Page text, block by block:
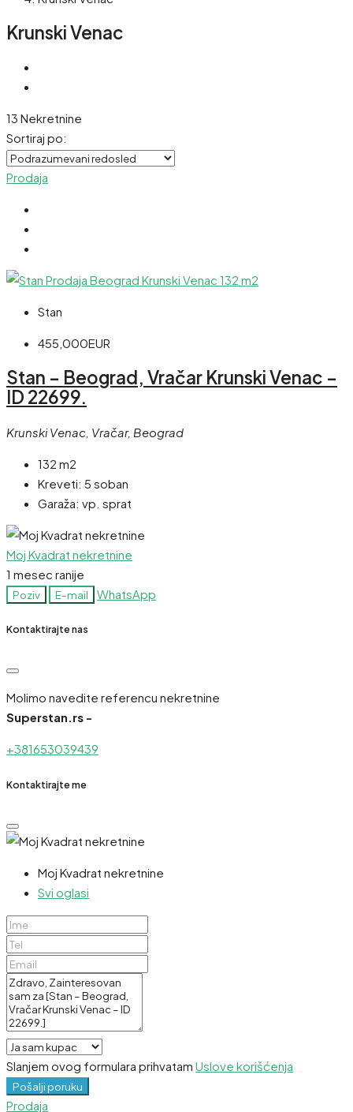
Krunski Venac
13 Nekretnine
Sortiraj po:
Prodaja
Stan
455,000EUR
Stan – Beograd, Vračar Krunski Venac –
ID 22699.
Krunski Venac, Vračar, Beograd
132 m2
Kreveti: 5 soban
Garaža: vp. sprat
Moj Kvadrat nekretnine
1 mesec ranije
Poziv E-mail WhatsApp
Kontaktirajte nas
Molimo navedite referencu nekretnine
Superstan.rs -
+381653039439
Kontaktirajte me
Moj Kvadrat nekretnine
Svi oglasi
Slanjem ovog formulara prihvatam Uslove korišćenja
Pošalji poruku
Prodaja